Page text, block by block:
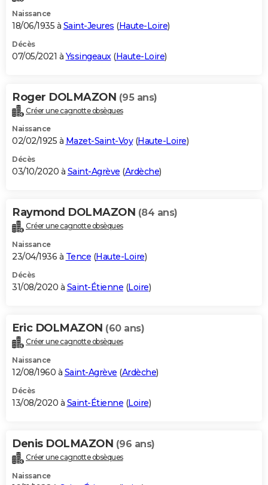
Naissance
18/06/1935 à Saint-Jeures (Haute-Loire)
Décès
07/05/2021 à Yssingeaux (Haute-Loire)
Roger DOLMAZON (95 ans)
Créer une cagnotte obsèques
Naissance
02/02/1925 à Mazet-Saint-Voy(Haute-Loire)
Décès
03/10/2020 à Saint-Agrève (Ardèche)
Raymond DOLMAZON (84 ans)
Créer une cagnotte obsèques
Naissance
23/04/1936 à Tence (Haute-Loire)
Décès
31/08/2020 à Saint-Étienne (Loire)
Eric DOLMAZON (60 ans)
Créer une cagnotte obsèques
Naissance
12/08/1960 à Saint-Agrève (Ardèche)
Décès
13/08/2020 à Saint-Étienne (Loire)
Denis DOLMAZON (96 ans)
Créer une cagnotte obsèques
Naissance